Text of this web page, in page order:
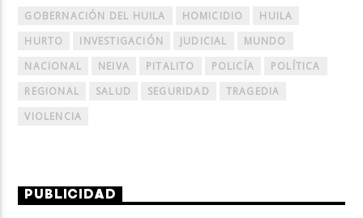
GOBERNACIÓN DEL HUILA
HOMICIDIO
HUILA
HURTO
INVESTIGACIÓN JUDICIAL
MUNDO
NACIONAL
NEIVA PITALITO POLICÍA
POLÍTICA
REGIONAL
SALUD SEGURIDAD
TRAGEDIA
VIOLENCIA
PUBLICIDAD